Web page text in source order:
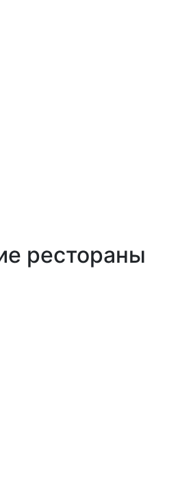
рестораны